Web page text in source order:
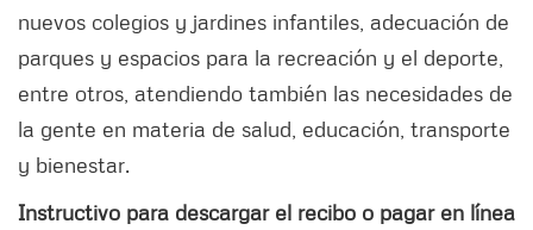
nuevos colegios y jardines infantiles, adecuación de
parques y espacios para la recreación y el deporte,
entre otros, atendiendo también las necesidades de
la gente en materia de salud, educación, transporte
y bienestar.
Instructivo para descargar el recibo o pagar en línea